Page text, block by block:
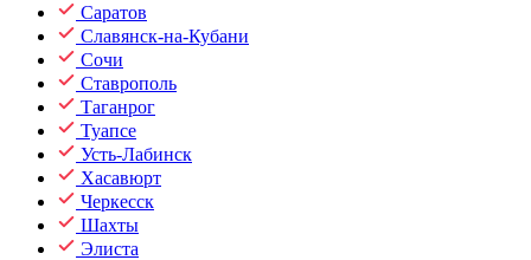
Саратов
Славянск-на-Кубани
Сочи
Ставрополь
Таганрог
Туапсе
Усть-Лабинск
Хасавюрт
Черкесск
Шахты
Элиста